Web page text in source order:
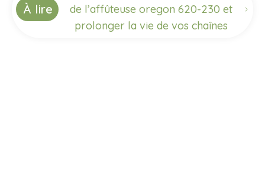
À lire
de l’affûteuse oregon 620-230 et
prolonger la vie de vos chaînes